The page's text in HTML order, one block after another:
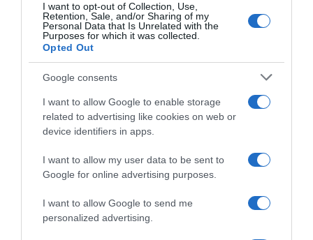
I want to opt-out of Collection, Use,
Retention, Sale, and/or Sharing of my
Personal Data that Is Unrelated with the
Purposes for which it was collected.
Opted Out
Google consents
I want to allow Google to enable storage
related to advertising like cookies on web or
device identifiers in apps.
I want to allow my user data to be sent to
Google for online advertising purposes.
I want to allow Google to send me
personalized advertising.
ΑΘΛΗΤΙΚΑ